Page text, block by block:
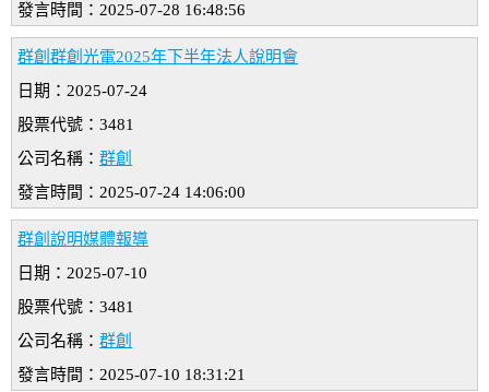
發言時間：2025-07-28 16:48:56
群創群創光電2025年下半年法人說明會
日期：2025-07-24
股票代號：3481
公司名稱： 群創
發言時間：2025-07-24 14:06:00
群創說明媒體報導
日期：2025-07-10
股票代號：3481
公司名稱： 群創
發言時間：2025-07-10 18:31:21